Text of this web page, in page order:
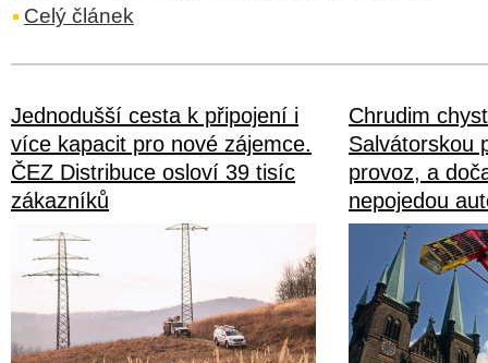
Celý článek
Jednodušší cesta k připojení i
více kapacit pro nové zájemce.
ČEZ Distribuce osloví 39 tisíc
zákazníků
Chrudim
Salvátorskou
provoz, a
nepojedou